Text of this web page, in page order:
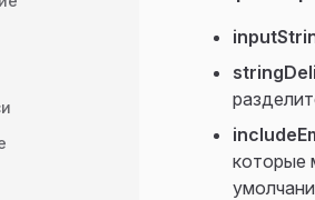
которые